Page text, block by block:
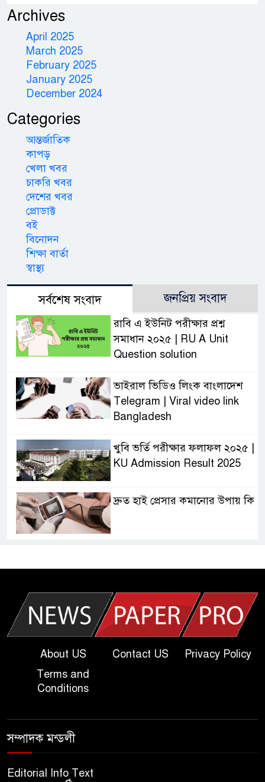
Archives
April 2025
March 2025
February 2025
January 2025
December 2024
Categories
আন্তর্জাতিক
কাপড়
খেলা খবর
চাকরি খবর
দেশের খবর
প্রোডাক্ট
বই
বিনোদন
শিক্ষা বার্তা
স্বাস্থ্য
সর্বশেষ সংবাদ জনপ্রিয় সংবাদ
রাবি এ ইউনিট পরীক্ষার প্রশ্ন
সমাধান ২০২৫ | RU A Unit
Question solution
ভাইরাল ভিডিও লিংক বাংলাদেশ
Telegram | Viral video link
Bangladesh
খুবি ভর্তি পরীক্ষার ফলাফল ২০২৫ |
KU Admission Result 2025
দ্রুত হাই প্রেসার কমানোর উপায় কি
| Today Dakhil Exam
খুবি সি ইউনিট ভর্তি পরীক্ষার প্রশ্ন
২০২৫ | KU C Unit Admission
Question
About US Contact US
Privacy Policy
Terms and
Conditions
সম্পাদক মন্ডলী
Editorial Info Text